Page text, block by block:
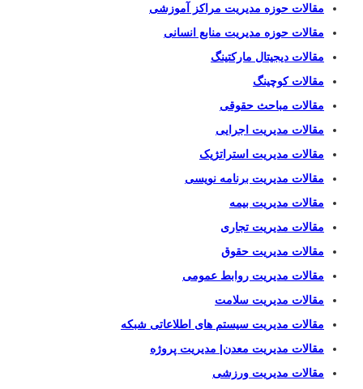
مقالات حوزه مدیریت مراکز آموزشی
مقالات حوزه مدیریت منابع انسانی
مقالات دیجیتال مارکتینگ
مقالات کوچینگ
مقالات مباحث حقوقی
مقالات مدیریت اجرایی
مقالات مدیریت استراتژیک
مقالات مدیریت برنامه نویسی
مقالات مدیریت بیمه
مقالات مدیریت تجاری
مقالات مدیریت حقوق
مقالات مدیریت روابط عمومی
مقالات مدیریت سلامت
مقالات مدیریت سیستم های اطلاعاتی شبکه
مقالات مدیریت معدن| مدیریت پروژه
مقالات مدیریت ورزشی